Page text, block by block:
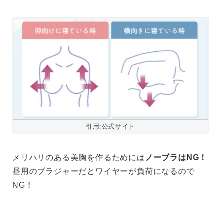
引用:公式サイト
メリハリのある美胸を作るためには ノーブラはNG！
昼用のブラジャーだとワイヤーが負荷になるので
NG！